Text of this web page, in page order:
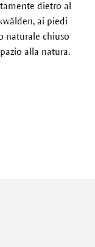
dietro al
ai piedi
naturale chiuso
alla natura.